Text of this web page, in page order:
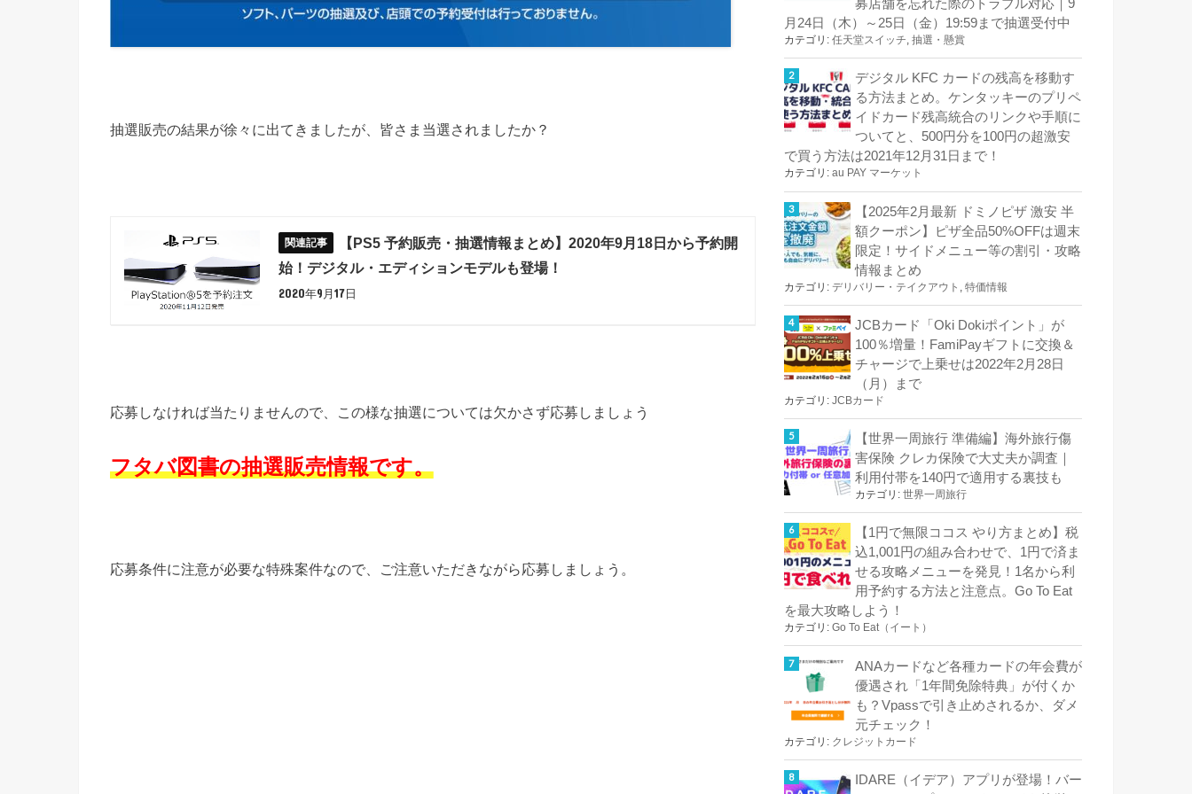
抽選販売の結果が徐々に出てきましたが、皆さま当選されましたか？
【PS5 予約販売・抽選情報まとめ】2020年9月18日から予約開
始！デジタル・エディションモデルも登場！
2020年9月17日
応募しなければ当たりませんので、この様な抽選については欠かさず応募しましょう
フタバ図書の抽選販売情報です。
応募条件に注意が必要な特殊案件なので、ご注意いただきながら応募しましょう。
募店舗を忘れた際のトラブル対応｜9
月24日（木）～25日（金）19:59まで抽選受付中
カテゴリ: 任天堂スイッチ, 抽選・懸賞
デジタル KFC カードの残高を移動す
る方法まとめ。ケンタッキーのプリペ
イドカード残高統合のリンクや手順に
ついてと、500円分を100円の超激安
で買う方法は2021年12月31日まで！
カテゴリ: au PAY マーケット
【2025年2月最新 ドミノピザ 激安 半
額クーポン】ピザ全品50%OFFは週末
限定！サイドメニュー等の割引・攻略
情報まとめ
カテゴリ: デリバリー・テイクアウト 特価情報
JCBカード「Oki Dokiポイント」が
100％増量！FamiPayギフトに交換＆
チャージで上乗せは2022年2月28日
（月）まで
カテゴリ: JCBカード
【世界一周旅行 準備編】海外旅行傷
害保険 クレカ保険で大丈夫か調査｜
利用付帯を140円で適用する裏技も
カテゴリ: 世界一周旅行
【1円で無限ココス やり方まとめ】税
込1,001円の組み合わせで、1円で済ま
せる攻略メニューを発見！1名から利
用予約する方法と注意点。Go To Eat
を最大攻略しよう！
カテゴリ: Go To Eat（イート）
ANAカードなど各種カードの年会費が
優遇され「1年間免除特典」が付くか
も？Vpassで引き止めされるか、ダメ
元チェック！
カテゴリ: クレジットカード
IDARE（イデア）アプリが登場！バー